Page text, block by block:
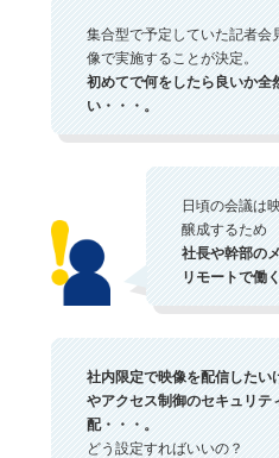
集合型で予定していた記者会
像で実施することが決定。
初めてで何をしたら良いか全
い・・・。
日頃の会議は
醸成するため
社長や幹部の
リモートで働
社内限定で映像を配信したい
やアクセス制御のセキュリテ
配・・・。
どう設定すればいいの？